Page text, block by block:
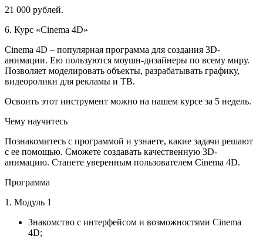
21 000 рублей.
6. Курс «Cinema 4D»
Cinema 4D – популярная программа для создания 3D-
анимации. Ею пользуются моушн-дизайнеры по всему миру.
Позволяет моделировать объекты, разрабатывать графику,
видеоролики для рекламы и ТВ.
Освоить этот инструмент можно на нашем курсе за 5 недель.
Чему научитесь
Познакомитесь с программой и узнаете, какие задачи решают
с ее помощью. Сможете создавать качественную 3D-
анимацию. Станете уверенным пользователем Cinema 4D.
Программа
1. Модуль 1
Знакомство с интерфейсом и возможностями Cinema
4D;